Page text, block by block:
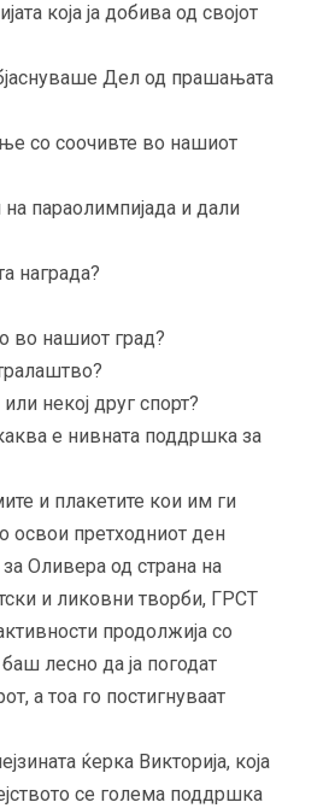
која ја добива од својот
Дел од прашањата
со соочивте во нашиот
параолимпијада и дали
награда?
во нашиот град?
некој друг спорт?
е нивната поддршка за
и плакетите кои им ги
освои претходниот ден
Оливера од страна на
и ликовни творби, ГРСТ
продолжија со
лесно да ја погодат
а тоа го постигнуваат
ќерка Викторија, која
се голема поддршка